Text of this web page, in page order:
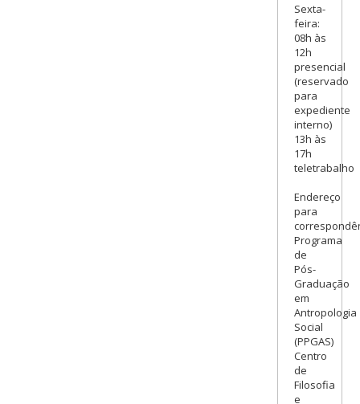
Sexta-
feira:
08h às
12h
presencial
(reservado
para
expediente
interno)
13h às
17h
teletrabalho
Endereço
para
Programa
de
Pós-
Graduação
em
Antropologia
Social
(PPGAS)
Centro
de
Filosofia
e